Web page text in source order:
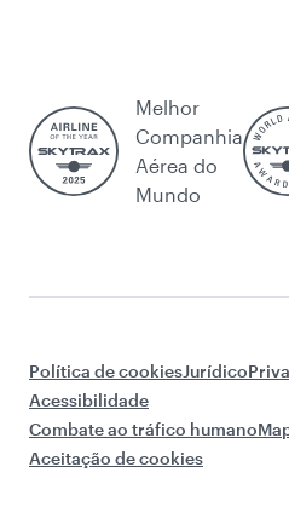
Melhor
Companhia
Aérea do
Mundo
Política de cookiesJurídico
Acessibilidade
Combate ao tráfico humano
Aceitação de cookies